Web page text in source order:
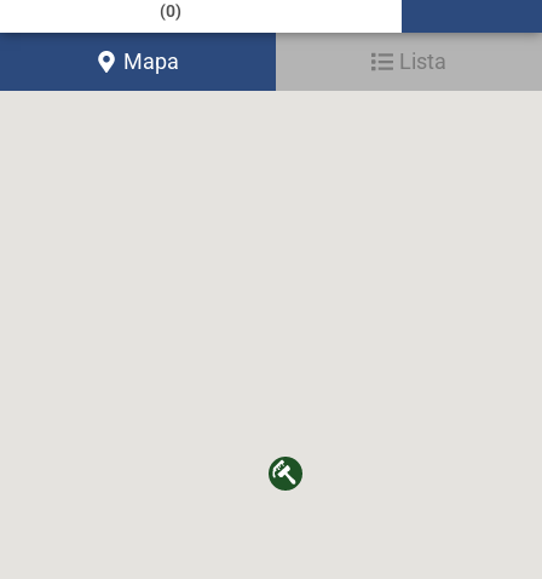
(0)
Mapa Lista